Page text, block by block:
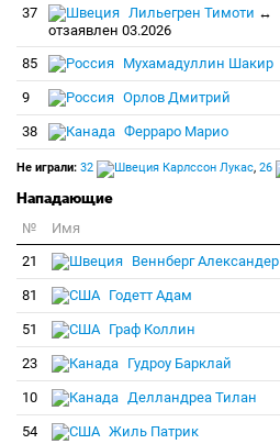
37 Лильегрен Тимоти ↔
отзаявлен 03.2026
85 Мухамадуллин Шакир
9 Орлов Дмитрий
38 Ферраро Марио
Не играли: 32 Карлссон Лукас, 26
Нападающие
№ Имя
21
Веннберг Александер
81 Годетт Адам
51 Граф Коллин
23 Гудроу Барклай
10 Делландреа Тилан
54 Жиль Патрик